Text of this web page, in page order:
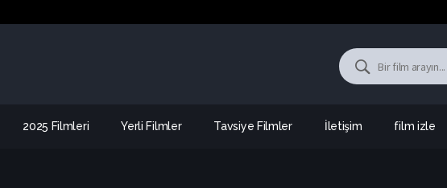
2025 Filmleri Yerli Filmler Tavsiye Filmler İletişim film izle